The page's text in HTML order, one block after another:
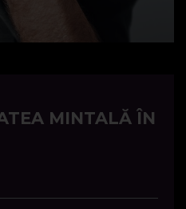
MINTALĂ ÎN